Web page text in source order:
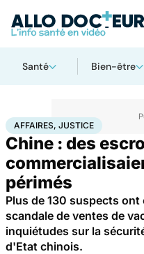
Santé Bien-être
AccueilSantéSociétéJustice
AFFAIRES, JUSTICE
Chine : des
périmés
Plus de 130 suspects
scandale de ventes de
inquiétudes sur la
d'Etat chinois.